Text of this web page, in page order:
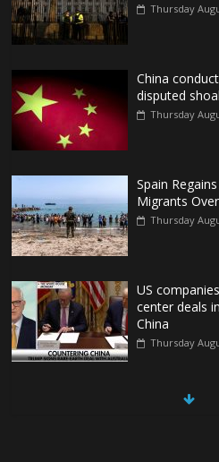
Thursday
China
disputed
Thursday
Spain
Migrants
Thursday
US
center deals
China
Thursday
China,